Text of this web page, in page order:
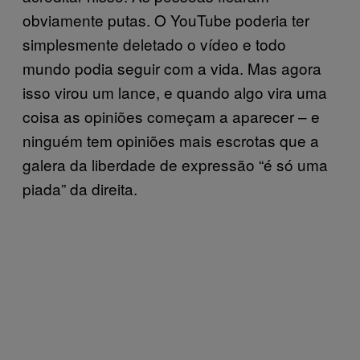
obviamente putas. O YouTube poderia ter
simplesmente deletado o vídeo e todo
mundo podia seguir com a vida. Mas agora
isso virou um lance, e quando algo vira uma
coisa as opiniões começam a aparecer – e
ninguém tem opiniões mais escrotas que a
galera da liberdade de expressão “é só uma
piada” da direita.